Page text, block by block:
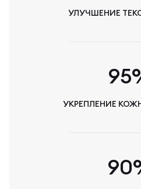
УЛУЧШЕНИЕ
УКРЕПЛЕНИЕ